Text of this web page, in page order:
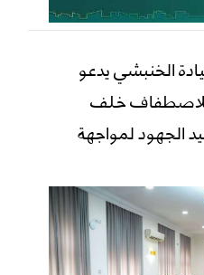
الخنبشي يدعو
للاصطفاف خلف
الجهود لمواجهة